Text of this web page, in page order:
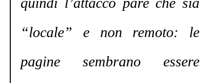
“locale” e non remoto: le
pagine sembrano essere